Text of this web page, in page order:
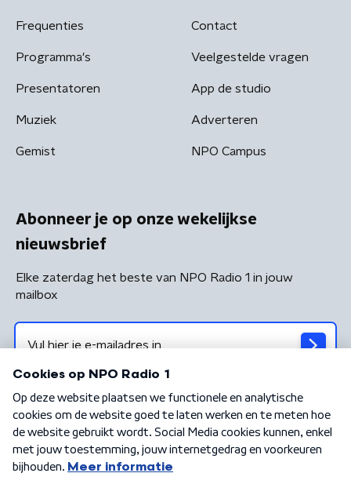
Frequenties
Programma's
Presentatoren
Muziek
Gemist
Contact
Veelgestelde vragen
App de studio
Adverteren
NPO Campus
Abonneer je op onze wekelijkse
nieuwsbrief
Elke zaterdag het beste van NPO Radio 1 in jouw
mailbox
Algemene voorwaarden